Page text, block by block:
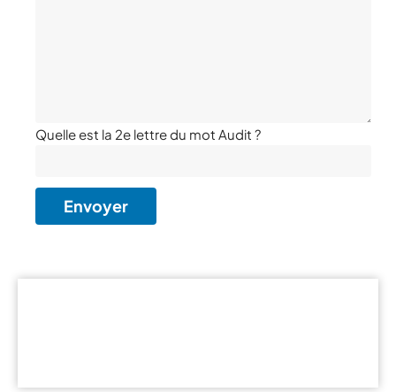
Quelle est la 2e lettre du mot Audit ?